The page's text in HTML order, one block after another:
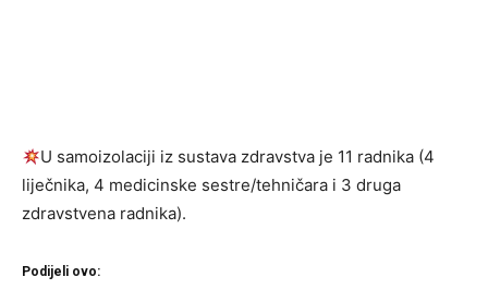
U samoizolaciji iz sustava zdravstva je 11 radnika (4
liječnika, 4 medicinske sestre/tehničara i 3 druga
zdravstvena radnika).
Podijeli ovo: